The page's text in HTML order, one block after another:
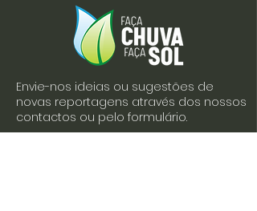
Envie-nos ideias ou sugestões de
novas reportagens através dos nossos
contactos ou pelo formulário.